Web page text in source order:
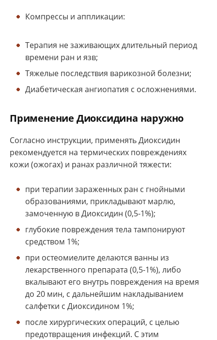
Компрессы и аппликации:
Терапия не заживающих длительный период
времени ран и язв;
Тяжелые последствия варикозной болезни;
Диабетическая ангиопатия с осложнениями.
Применение Диоксидина наружно
Согласно инструкции, применять Диоксидин
рекомендуется на термических повреждениях
кожи (ожогах) и ранах различной тяжести:
при терапии зараженных ран с гнойными
образованиями, прикладывают марлю,
замоченную в Диоксидин (0,5-1%);
глубокие повреждения тела тампонируют
средством 1%;
при остеомиелите делаются ванны из
лекарственного препарата (0,5-1%), либо
вкалывают его внутрь повреждения на время
до 20 мин, с дальнейшим накладыванием
салфетки с Диоксидином 1%;
после хирургических операций, с целью
предотвращения инфекций. С этим